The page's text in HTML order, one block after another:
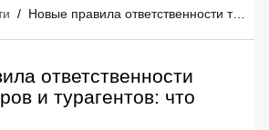
/ Новые правила ответственности туроператоров и турагентов: что изменится
ответственности
и турагентов: что